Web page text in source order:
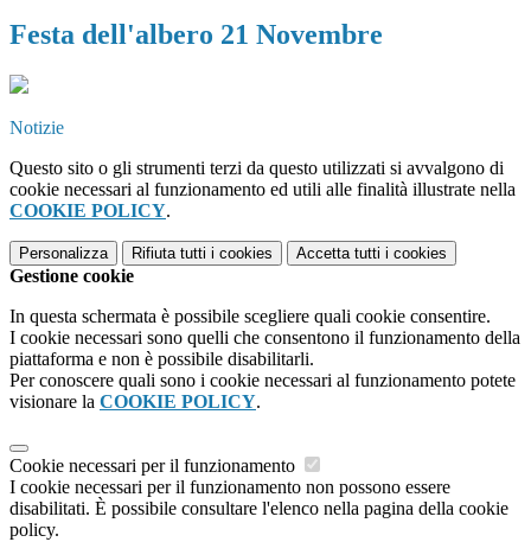
Festa dell'albero 21 Novembre
Notizie
Questo sito o gli strumenti terzi da questo utilizzati si avvalgono di
cookie necessari al funzionamento ed utili alle finalità illustrate nella
COOKIE POLICY.
Personalizza Rifiuta tutti i cookies Accetta tutti i cookies
Gestione cookie
In questa schermata è possibile scegliere quali cookie consentire.
I cookie necessari sono quelli che consentono il funzionamento della
piattaforma e non è possibile disabilitarli.
Per conoscere quali sono i cookie necessari al funzionamento potete
visionare la COOKIE POLICY.
Cookie necessari per il funzionamento
I cookie necessari per il funzionamento non possono essere
disabilitati. È possibile consultare l'elenco nella pagina della cookie
policy.